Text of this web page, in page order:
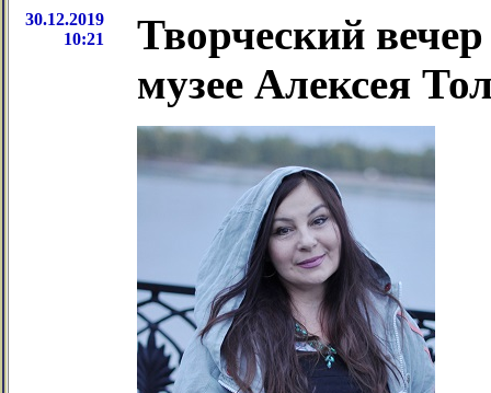
30.12.2019
10:21
Творческий
музее Алексея